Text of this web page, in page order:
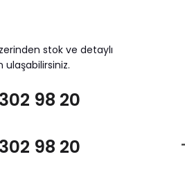
stok ve detaylı
98 20
98 20